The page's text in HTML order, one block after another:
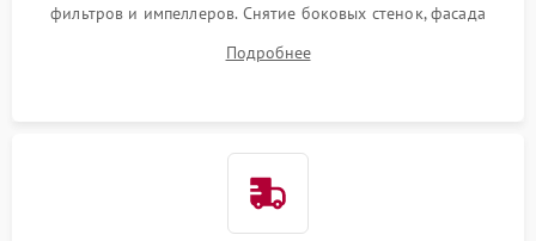
фильтров и импеллеров. Снятие боковых стенок, фасада
циркуляционному насосу, ТЭНу и сливной помпе.
Подробнее